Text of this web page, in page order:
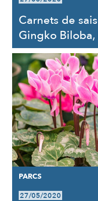
Carnets de
Gingko
PARCS
27/05/2020